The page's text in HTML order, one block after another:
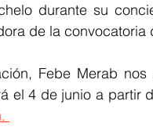
durante su
de la
Febe Merab nos